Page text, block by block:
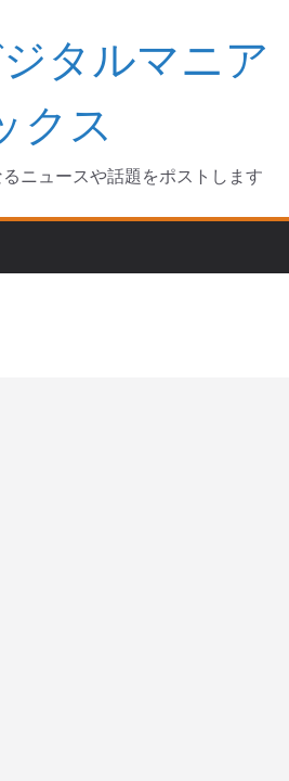
タルマニア
クス
ニュースや話題をポストします